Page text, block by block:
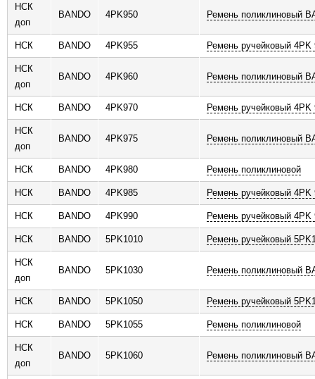
НСК
доп
BANDO 4PK950 Ремень поликлиновый
НСК BANDO 4PK955 Ремень ручейковый 4PK
НСК
доп
BANDO 4PK960 Ремень поликлиновый
НСК BANDO 4PK970 Ремень ручейковый 4PK
НСК
доп
BANDO 4PK975 Ремень поликлиновый
НСК BANDO 4PK980 Ремень поликлиновой
НСК BANDO 4PK985 Ремень ручейковый 4PK
НСК BANDO 4PK990 Ремень ручейковый 4PK
НСК BANDO 5PK1010 Ремень ручейковый
НСК
доп
BANDO 5PK1030 Ремень поликлиновый
НСК BANDO 5PK1050 Ремень ручейковый
НСК BANDO 5PK1055 Ремень поликлиновой
НСК
доп
BANDO 5PK1060 Ремень поликлиновый